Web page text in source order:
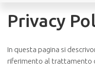
Privacy
In questa pagina si
riferimento al trattamento